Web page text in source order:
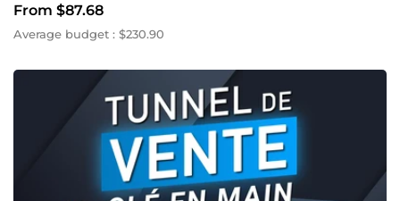
From $87.68
Average budget : $230.90